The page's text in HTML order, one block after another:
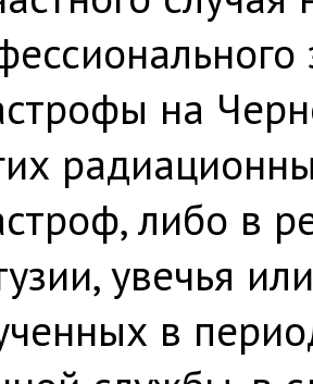
на
либо в
увечья
в